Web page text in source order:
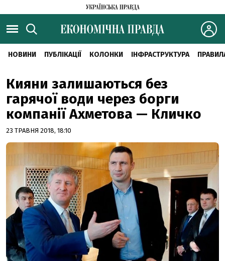
НОВИНИ ПУБЛІКАЦІЇ КОЛОНКИ ІНФРАСТРУКТУРА
Кияни залишаються без
гарячої води через борги
компанії Ахметова — Кличко
23 ТРАВНЯ 2018, 18:10